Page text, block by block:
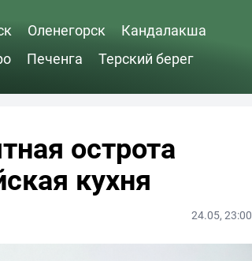
Оленегорск
Кандалакша
Печенга Терский берег
острота
кухня
24.05, 23:00